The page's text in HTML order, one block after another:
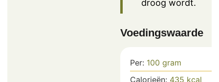
droog wordt.
Voedingswaarde
Per: 100 gram
Calorieën: 435 kcal